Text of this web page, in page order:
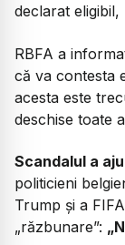
declarat
RBFA a
că va contesta
acesta este
deschise toate
Scandalul a
politicieni
Trump și a
„răzbunare”: